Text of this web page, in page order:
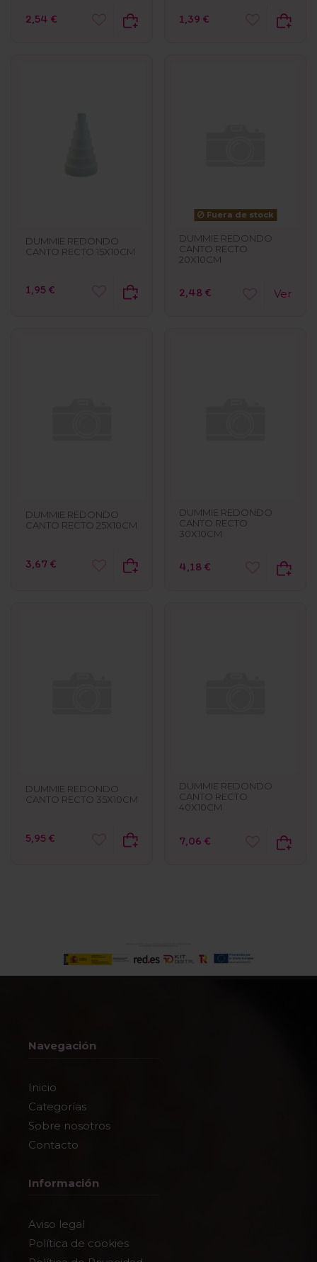
2,54 € 1,39 €
DUMMIE REDONDO
CANTO RECTO 15X10CM
1,95 €
Fuera de stock
DUMMIE REDONDO
CANTO RECTO
20X10CM
2,48 € Ver
DUMMIE REDONDO
CANTO RECTO 25X10CM
3,67 €
DUMMIE REDONDO
CANTO RECTO
30X10CM
4,18 €
DUMMIE REDONDO
CANTO RECTO 35X10CM
5,95 €
DUMMIE REDONDO
CANTO RECTO
40X10CM
7,06 €
Navegación
Inicio
Categorías
Sobre nosotros
Contacto
Información
Aviso legal
Política de cookies